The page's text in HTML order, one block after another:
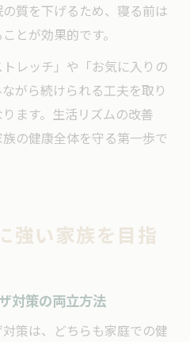
質を下げるため、寝る前は
とが効果的です。
レッチ」や「お気に入りの
がら続けられる工夫を取り
ます。生活リズムの改善
の健康全体を守る第一歩で
強い家族を目指
対策の両立方法
策は、どちらも家庭での健